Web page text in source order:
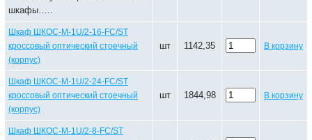
шкафы…..
Шкаф ШКОС-М-1U/2-16-FC/ST
кроссовый оптический стоечный
(корпус)
шт 1142,35 В корзину
Шкаф ШКОС-М-1U/2-24-FC/ST
кроссовый оптический стоечный
(корпус)
шт 1844,98 В корзину
Шкаф ШКОС-М-1U/2-8-FC/ST